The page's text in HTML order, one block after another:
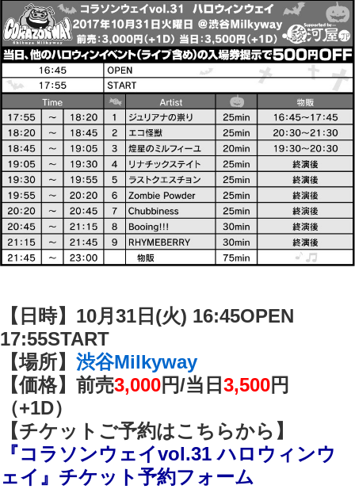
【日時】10月31日(火) 16:45OPEN
17:55START
【場所】 渋谷Milkyway
【価格】前売3,000円/当日 3,500円
（+1D）
【チケットご予約はこちらから】
『コラソンウェイvol.31 ハロウィンウ
ェイ』チケット予約フォーム